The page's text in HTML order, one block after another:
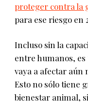
proteger contra la
para ese riesgo en
Incluso sin la
entre humanos,
vaya a afectar aún
Esto no sólo tiene
bienestar animal,